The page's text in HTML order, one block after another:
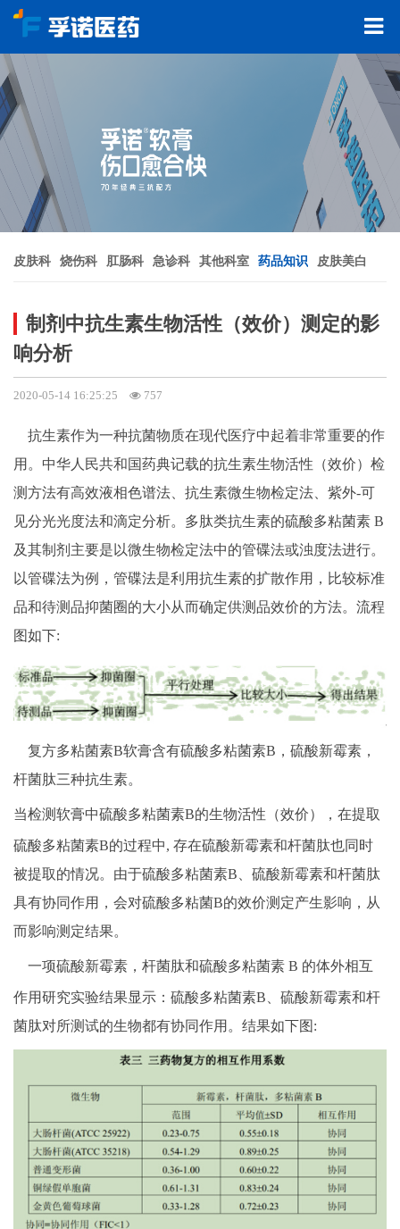
皮肤科 烧伤科 肛肠科 急诊科 其他科室 药品知识 皮肤美白
制剂中抗生素生物活性（效价）测定的影
响分析
2020-05-14 16:25:25 757
抗生素作为一种抗菌物质在现代医疗中起着非常重要的作
用。中华人民共和国药典记载的抗生素生物活性（效价）检
测方法有高效液相色谱法、抗生素微生物检定法、紫外-可
见分光光度法和滴定分析。多肽类抗生素的硫酸多粘菌素 B
及其制剂主要是以微生物检定法中的管碟法或浊度法进行。
以管碟法为例，管碟法是利用抗生素的扩散作用，比较标准
品和待测品抑菌圈的大小从而确定供测品效价的方法。流程
图如下:
复方多粘菌素B软膏含有硫酸多粘菌素B，硫酸新霉素，
杆菌肽三种抗生素。
当检测软膏中硫酸多粘菌素B的生物活性（效价），在提取
硫酸多粘菌素B的过程中, 存在硫酸新霉素和杆菌肽也同时
被提取的情况。由于硫酸多粘菌素B、硫酸新霉素和杆菌肽
具有协同作用，会对硫酸多粘菌B的效价测定产生影响，从
而影响测定结果。
一项硫酸新霉素，杆菌肽和硫酸多粘菌素 B 的体外相互
作用研究实验结果显示：硫酸多粘菌素B、硫酸新霉素和杆
菌肽对所测试的生物都有协同作用。结果如下图: